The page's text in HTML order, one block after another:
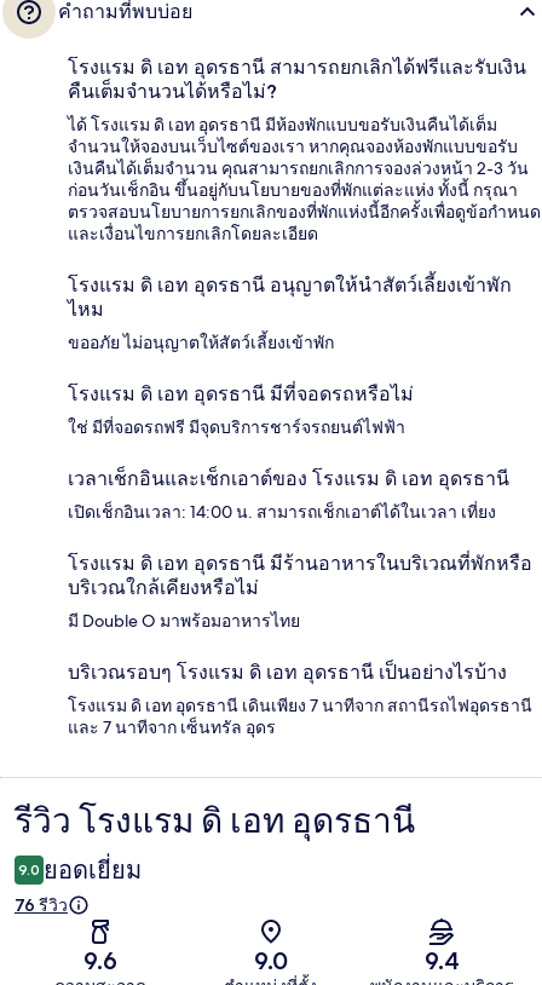
คำถามที่พบบ่อย
โรงแรม ดิ เอท อุดรธานี สามารถยกเลิกได้ฟรีและรับเงิน
คืนเต็มจำนวนได้หรือไม่?
ได้ โรงแรม ดิ เอท อุดรธานี มีห้องพักแบบขอรับเงินคืนได้เต็ม
จำนวนให้จองบนเว็บไซต์ของเรา หากคุณจองห้องพักแบบขอรับ
เงินคืนได้เต็มจำนวน คุณสามารถยกเลิกการจองล่วงหน้า 2-3 วัน
ก่อนวันเช็กอิน ขึ้นอยู่กับนโยบายของที่พักแต่ละแห่ง ทั้งนี้ กรุณา
ตรวจสอบนโยบายการยกเลิกของที่พักแห่งนี้อีกครั้งเพื่อดูข้อกำหนด
และเงื่อนไขการยกเลิกโดยละเอียด
โรงแรม ดิ เอท อุดรธานี อนุญาตให้นำสัตว์เลี้ยงเข้าพัก
ไหม
ขออภัย ไม่อนุญาตให้สัตว์เลี้ยงเข้าพัก
โรงแรม ดิ เอท อุดรธานี มีที่จอดรถหรือไม่
ใช่ มีที่จอดรถฟรี มีจุดบริการชาร์จรถยนต์ไฟฟ้า
เวลาเช็กอินและเช็กเอาต์ของ โรงแรม ดิ เอท อุดรธานี
เปิดเช็กอินเวลา: 14:00 น. สามารถเช็กเอาต์ได้ในเวลา เที่ยง
โรงแรม ดิ เอท อุดรธานี มีร้านอาหารในบริเวณที่พักหรือ
บริเวณใกล้เคียงหรือไม่
มี Double O มาพร้อมอาหารไทย
บริเวณรอบๆ โรงแรม ดิ เอท อุดรธานี เป็นอย่างไรบ้าง
โรงแรม ดิ เอท อุดรธานี เดินเพียง 7 นาทีจาก สถานีรถไฟอุดรธานี
และ 7 นาทีจาก เซ็นทรัล อุดร
รีวิว
รีวิว โรงแรม ดิ เอท อุดรธานี
9.0 ยอดเยี่ยม
76 รีวิว
9.6 9.0 9.4